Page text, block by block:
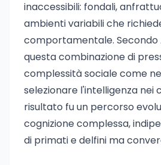
inaccessibili: fondali,
ambienti variabili che
comportamentale. Secondo
questa combinazione di
complessità sociale come
selezionare l'intelligenza nei
risultato fu un percorso
cognizione complessa,
di primati e delfini ma